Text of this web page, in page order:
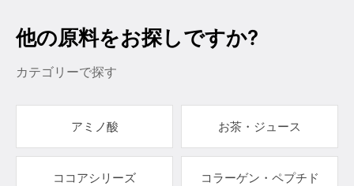
他の原料をお探しですか?
カテゴリーで探す
アミノ酸 お茶・ジュース
ココアシリーズ コラーゲン・ペプチド